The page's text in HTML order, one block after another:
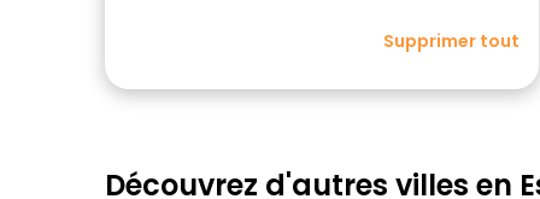
Supprimer tout
Découvrez d'autres villes en